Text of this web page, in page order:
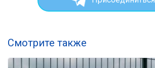
Смотрите также